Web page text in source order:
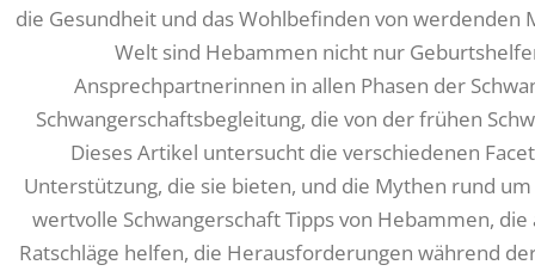
die Gesundheit und das Wohlbefinden von
Welt sind Hebammen nicht nur
Ansprechpartnerinnen in allen Phasen der
Schwangerschaftsbegleitung, die von der frühen
Dieses Artikel untersucht die verschiedenen
Unterstützung, die sie bieten, und die Mythen rund
wertvolle Schwangerschaft Tipps von Hebammen,
Ratschläge helfen, die Herausforderungen während